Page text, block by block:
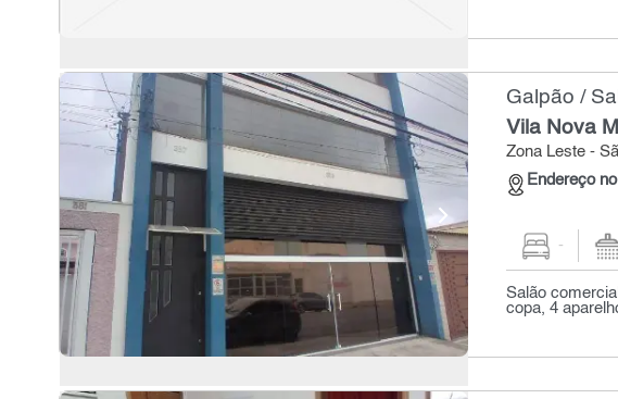
Galpão /
Vila Nova
Zona Leste -
Endereço
-
Salão
copa, 4